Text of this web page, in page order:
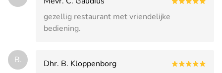
gezellig restaurant met vriendelijke
bediening.
B.
Dhr. B. Kloppenborg